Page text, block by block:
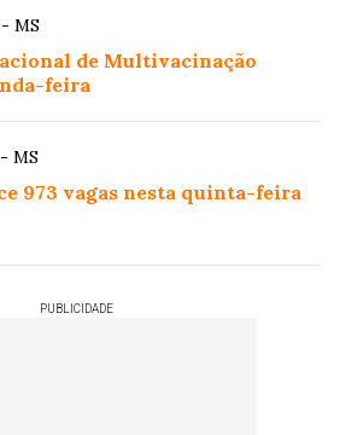
MS
de Multivacinação
feira
MS
973 vagas nesta quinta-feira
PUBLICIDADE